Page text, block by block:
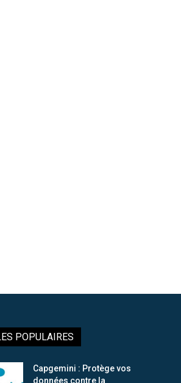
POPULAIRES
Capgemini : Protège vos
données contre la